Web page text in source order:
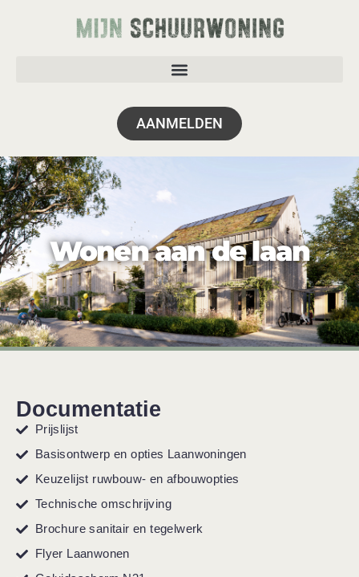
AANMELDEN
Wonen aan de laan
Documentatie
Prijslijst
Basisontwerp en opties Laanwoningen
Keuzelijst ruwbouw- en afbouwopties
Technische omschrijving
Brochure sanitair en tegelwerk
Flyer Laanwonen